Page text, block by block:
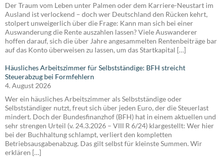
Der Traum vom Leben unter Palmen oder dem Karriere-Neustart im
Ausland ist verlockend – doch wer Deutschland den Rücken kehrt,
stolpert unweigerlich über die Frage: Kann man sich bei einer
Auswanderung die Rente auszahlen lassen? Viele Auswanderer
hoffen darauf, sich die über Jahre angesammelten Rentenbeiträge bar
auf das Konto überweisen zu lassen, um das Startkapital […]
Häusliches Arbeitszimmer für Selbstständige: BFH streicht
Steuerabzug bei Formfehlern
4. August 2026
Wer ein häusliches Arbeitszimmer als Selbstständige oder
Selbstständiger nutzt, freut sich über jeden Euro, der die Steuerlast
mindert. Doch der Bundesfinanzhof (BFH) hat in einem aktuellen und
sehr strengen Urteil (v. 24.3.2026 – VIII R 6/24) klargestellt: Wer hier
bei der Buchhaltung schlampt, verliert den kompletten
Betriebsausgabenabzug. Das gilt selbst für kleinste Summen. Wir
erklären […]